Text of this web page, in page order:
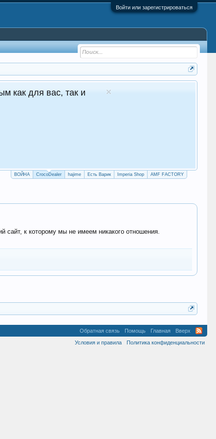
Войти или зарегистрироваться
№1 в Молдове Сайт авто продаж
ВОЙНА CrocoDealer hajime Есть Варик Imperia Shop AMF FACTORY
к которому мы не имеем никакого отношения.
Обратная связь Помощь Главная
Вверх
Условия и правила
Политика конфиденциальности